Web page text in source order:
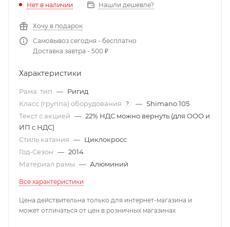
Нет в наличии Нашли дешевле?
Хочу в подарок
Самовывоз сегодня - бесплатно
Доставка завтра - 500 ₽
Характеристики
Рама: тип — Ригид
Класс (группа) оборудования
? — Shimano 105
Текст с акцией — 22% НДС можно вернуть (для ООО и
ИП с НДС)
Стиль катания — Циклокросс
Год-Сезон — 2014
Материал рамы — Алюминий
Все характеристики
Цена действительна только для интернет-магазина и
может отличаться от цен в розничных магазинах